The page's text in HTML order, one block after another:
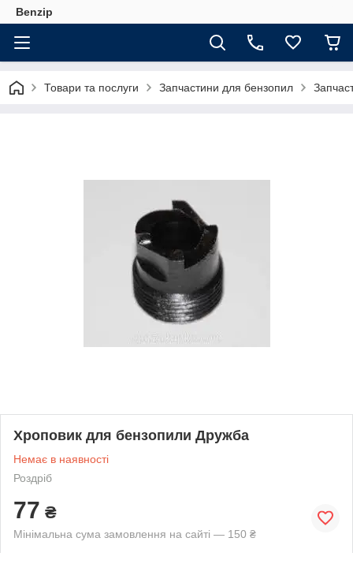
Benzip
Товари та послуги Запчастини для бензопил
Хроповик для бензопили Дружба
Немає в наявності
Роздріб
77 ₴
Мінімальна сума замовлення на сайті — 150 ₴